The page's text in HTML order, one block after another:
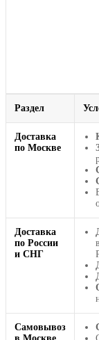
Раздел
Доставка
по Москве
Доставка
по России
и СНГ
Самовывоз